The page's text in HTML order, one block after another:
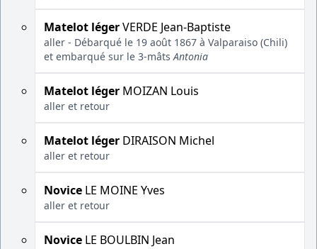
Matelot légerVERDE Jean-Baptiste
aller - Débarqué le 19 août 1867 à Valparaiso (Chili)
et embarqué sur le 3-mâtsAntonia
Matelot léger MOIZAN Louis
aller et retour
Matelot léger DIRAISON Michel
aller et retour
Novice LE MOINE Yves
aller et retour
Novice LE BOULBIN Jean